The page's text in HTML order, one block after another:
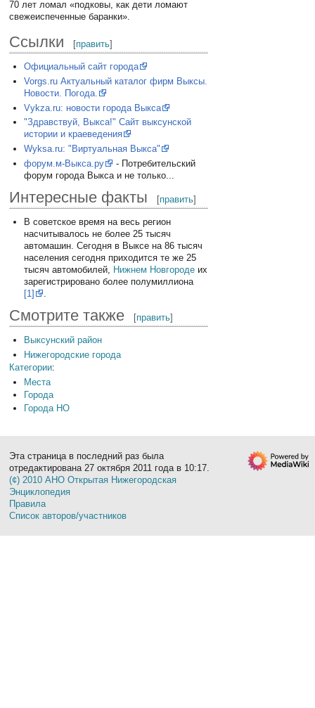
70 лет ломал «подковы, как дети ломают
свежеиспеченные баранки».
Ссылки [править]
Официальный сайт города
Vorgs.ru Актуальный каталог фирм Выксы.
Новости. Погода.
Vykza.ru: новости города Выкса
"Здравствуй, Выкса!" Сайт выксунской
истории и краеведения
Wyksa.ru: "Виртуальная Выкса"
форум.м-Выкса.ру
- Потребительский
форум города Выкса и не только...
Интересные факты [править]
В советское время на весь регион
насчитывалось не более 25 тысяч
автомашин. Сегодня в Выксе на 86 тысяч
населения сегодня приходится те же 25
тысяч автомобилей, Нижнем Новгородеих
зарегистрировано более полумиллиона
[1]
.
Смотрите также [править]
Выксунский район
Нижегородские города
Категории:
Места
Города
Города НО
Эта страница в последний раз была
отредактирована 27 октября 2011 года в 10:17.
(¢) 2010 АНО Открытая Нижегородская
Энциклопедия
Правила
Список авторов/участников